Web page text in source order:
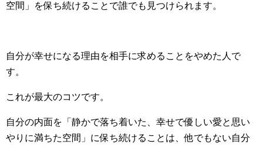
空間」を保ち続けることで誰でも見つけられます。
自分が幸せになる理由を相手に求めることをやめた人で
す。
これが最大のコツです。
自分の内面を「静かで落ち着いた、幸せで優しい愛と思い
やりに満ちた空間」に保ち続けることは、他でもない自分